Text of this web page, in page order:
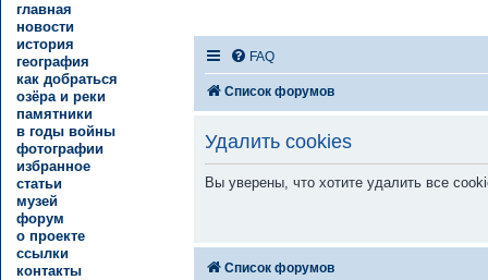
главная
новости
история
география
как добраться
озёра и реки
памятники
в годы войны
фотографии
избранное
статьи
музей
форум
о проекте
ссылки
контакты
FAQ
Список форумов
Удалить cookies
Вы уверены, что хотите удалить все
Список форумов